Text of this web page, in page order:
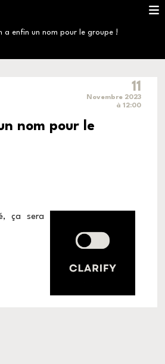
a enfin un nom pour le groupe !
11
Novembre 2023
à 12:00
nom pour le
ça sera